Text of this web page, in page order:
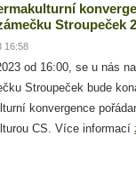
Stroupeček
16:58
od 16:00, se u nás na
Stroupeček bude
konvergence
CS. Více informací